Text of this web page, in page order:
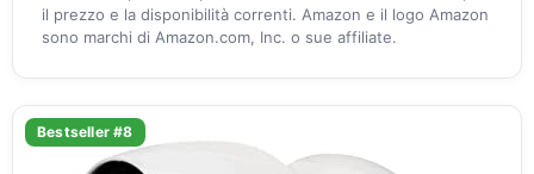
il prezzo e la disponibilità correnti. Amazon e il logo Amazon
sono marchi di Amazon.com, Inc. o sue affiliate.
Bestseller #8